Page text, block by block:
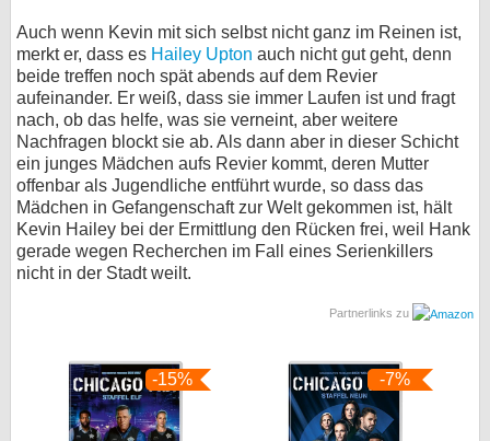
Auch wenn Kevin mit sich selbst nicht ganz im Reinen ist,
merkt er, dass es Hailey Upton auch nicht gut geht, denn
beide treffen noch spät abends auf dem Revier
aufeinander. Er weiß, dass sie immer Laufen ist und fragt
nach, ob das helfe, was sie verneint, aber weitere
Nachfragen blockt sie ab. Als dann aber in dieser Schicht
ein junges Mädchen aufs Revier kommt, deren Mutter
offenbar als Jugendliche entführt wurde, so dass das
Mädchen in Gefangenschaft zur Welt gekommen ist, hält
Kevin Hailey bei der Ermittlung den Rücken frei, weil Hank
gerade wegen Recherchen im Fall eines Serienkillers
nicht in der Stadt weilt.
Partnerlinks zu
-15% -7%